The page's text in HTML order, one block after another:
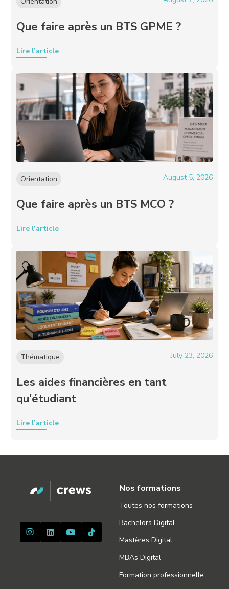
Que faire après un BTS GPME ?
Lire l’article
Orientation August 5, 2026
Que faire après un BTS MCO ?
Lire l’article
Thématique July 23, 2026
Les aides financières en tant
qu'étudiant
Lire l’article
Nos formations
Toutes nos formations
Bachelors Digital
Mastères Digital
MBAs Digital
Formation professionnelle